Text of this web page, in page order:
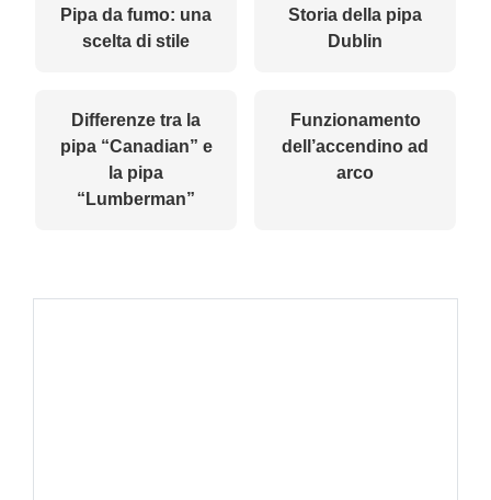
Pipa da fumo: una
scelta di stile
Storia della pipa
Dublin
Differenze tra la
pipa “Canadian” e
la pipa
“Lumberman”
Funzionamento
dell’accendino ad
arco